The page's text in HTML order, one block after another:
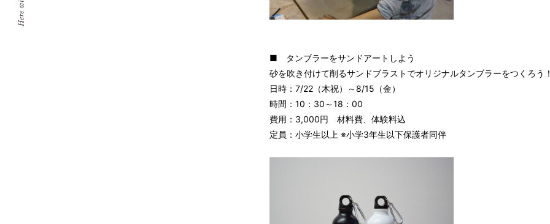
■ タンブラーをサンドアートしよう
砂を吹き付けて削るサンドブラストでオリジナルタンブラーをつくろう
日時：7/22（木祝）～8/15（金）
時間：10：30～18：00
費用：3,000円 材料費、体験料込
定員：小学生以上 ※小学3年生以下保護者同伴